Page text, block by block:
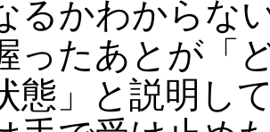
るかわからな
ったあとが「
態」と説明し